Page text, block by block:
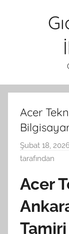
Acer
Şubat 18,
tarafından
Acer
Tamiri